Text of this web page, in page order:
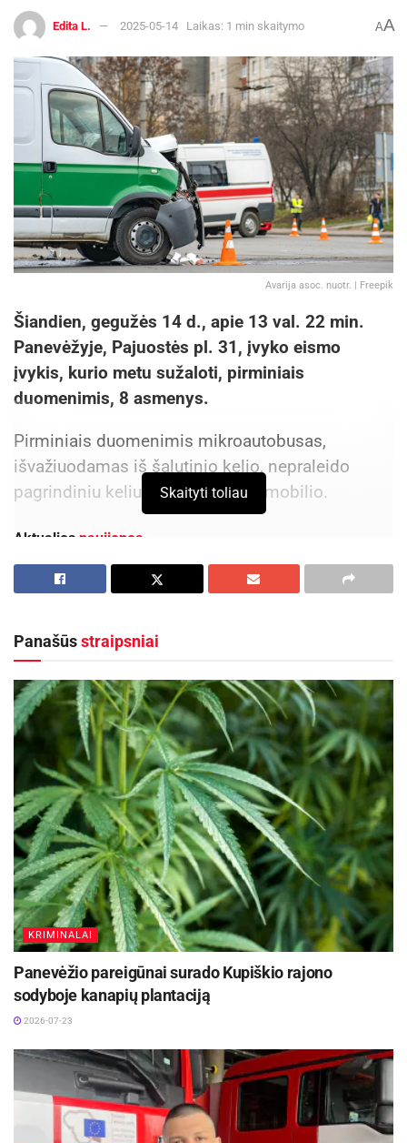
Edita L. 2025-05-14 Laikas: 1 min skaitymo AA
Avarija asoc. nuotr. | Freepik
Šiandien, gegužės 14 d., apie 13 val. 22 min.
Panevėžyje, Pajuostės pl. 31, įvyko eismo
įvykis, kurio metu sužaloti, pirminiais
duomenimis, 8 asmenys.
Pirminiais duomenimis mikroautobusas,
išvažiuodamas iš šalutinio kelio, nepraleido
pagrindiniu keliu važiavusio automobilio.
Aktualios naujienos
Panevėžys stiprina verslo ryšius su Jungtine
reikalingiems specialistams ir naujos Socialinių
reikalų skyriaus patalpos
2026-08-04
Įvykio vietoje dirba pareigūnai, eismas
reguliuojamas.
Skaityti toliau
Šaltinis: Panevėžio apskr. VPK
Panašūsstraipsniai
KRIMINALAI
Panevėžio pareigūnai surado Kupiškio rajono
sodyboje kanapių plantaciją
2026-07-23